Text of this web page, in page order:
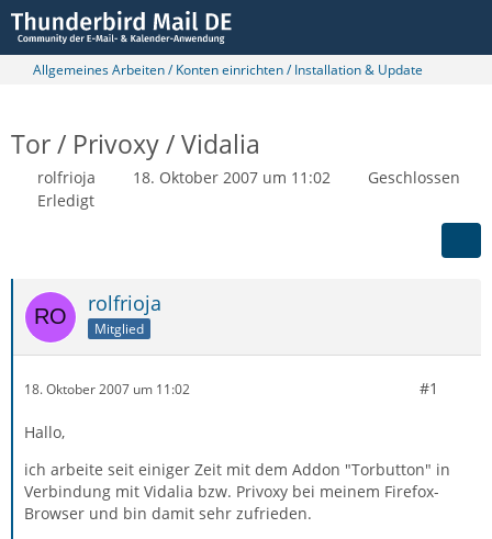
Allgemeines Arbeiten / Konten einrichten / Installation & Update
Tor / Privoxy / Vidalia
rolfrioja 18. Oktober 2007 um 11:02
Geschlossen
Erledigt
rolfrioja
Mitglied
18. Oktober 2007 um 11:02 #1
Hallo,
ich arbeite seit einiger Zeit mit dem Addon "Torbutton" in
Verbindung mit Vidalia bzw. Privoxy bei meinem Firefox-
Browser und bin damit sehr zufrieden.